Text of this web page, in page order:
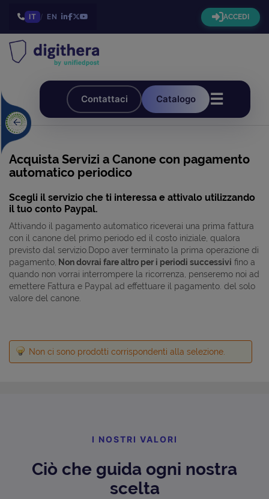
IT / EN ACCEDI
Contattaci Catalogo ☰
Acquista Servizi a Canone con pagamento
automatico periodico
Scegli il servizio che ti interessa e attivalo utilizzando
il tuo conto Paypal.
Attivando il pagamento automatico riceverai una prima fattura
con il canone del primo periodo ed il costo iniziale, qualora
previsto dal servizio.Dopo aver terminato la prima operazione di
pagamento, Non dovrai fare altro per i periodi successivi fino a
quando non vorrai interrompere la ricorrenza, penseremo noi ad
emettere Fattura e Paypal ad effettuare il pagamento. del solo
valore del canone.
Non ci sono prodotti corrispondenti alla selezione.
I NOSTRI VALORI
Ciò che guida ogni nostra
scelta